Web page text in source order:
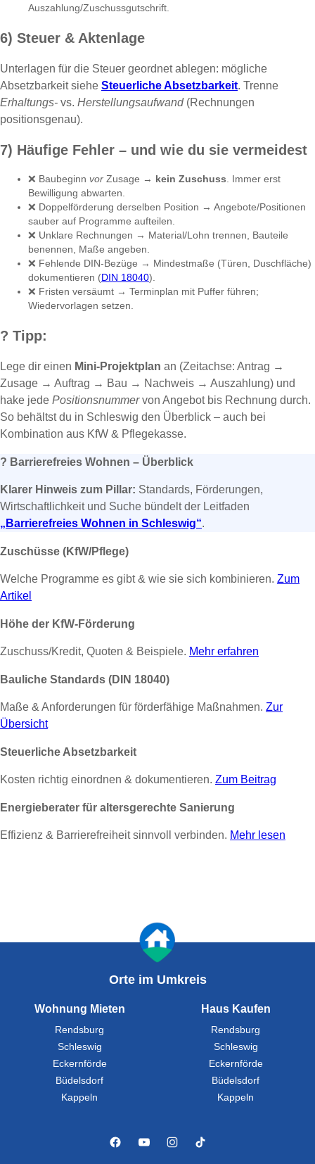
Auszahlung/Zuschussgutschrift.
6) Steuer & Aktenlage
Unterlagen für die Steuer geordnet ablegen: mögliche
Absetzbarkeit siehe Steuerliche Absetzbarkeit. Trenne
Erhaltungs- vs. Herstellungsaufwand(Rechnungen
positionsgenau).
7) Häufige Fehler – und wie du sie vermeidest
❌ Baubeginn vor Zusage → kein Zuschuss. Immer erst
Bewilligung abwarten.
❌ Doppel­förderung derselben Position → Angebote/Positionen
sauber auf Programme aufteilen.
❌ Unklare Rechnungen → Material/Lohn trennen, Bauteile
benennen, Maße angeben.
❌ Fehlende DIN-Bezüge → Mindestmaße (Türen, Duschfläche)
dokumentieren (DIN 18040).
❌ Fristen versäumt → Terminplan mit Puffer führen;
Wiedervorlagen setzen.
? Tipp:
Lege dir einen Mini-Projektplan an (Zeitachse: Antrag →
Zusage → Auftrag → Bau → Nachweis → Auszahlung) und
hake jede Positionsnummervon Angebot bis Rechnung durch.
So behältst du in Schleswig den Überblick – auch bei
Kombination aus KfW & Pflegekasse.
? Barrierefreies Wohnen – Überblick
Klarer Hinweis zum Pillar: Standards, Förderungen,
Wirtschaftlichkeit und Suche bündelt der Leitfaden
„Barrierefreies Wohnen in Schleswig“.
Zuschüsse (KfW/Pflege)
Welche Programme es gibt & wie sie sich kombinieren. Zum
Artikel
Höhe der KfW-Förderung
Zuschuss/Kredit, Quoten & Beispiele. Mehr erfahren
Bauliche Standards (DIN 18040)
Maße & Anforderungen für förderfähige Maßnahmen. Zur
Übersicht
Steuerliche Absetzbarkeit
Kosten richtig einordnen & dokumentieren. Zum Beitrag
Energieberater für altersgerechte Sanierung
Effizienz & Barrierefreiheit sinnvoll verbinden. Mehr lesen
Orte im Umkreis
Wohnung Mieten
Rendsburg
Schleswig
Eckernförde
Büdelsdorf
Kappeln
Haus Kaufen
Rendsburg
Schleswig
Eckernförde
Büdelsdorf
Kappeln